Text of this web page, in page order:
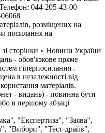
044-205-43-00
06068
розміщених на
посилання на
сторінки « Новини України
- обов'язкове пряме
гіперпосилання .
в незалежності від
матеріалів.
- видань) - повинна бути
в першому абзаці
"Експертиза", "Заява",
"Вибори", "Тест-драйв",